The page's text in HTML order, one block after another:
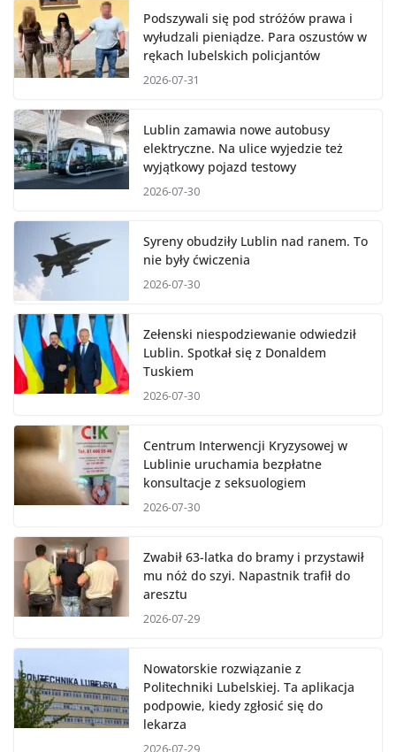
Podszywali się pod stróżów prawa i
wyłudzali pieniądze. Para oszustów w
rękach lubelskich policjantów
2026-07-31
Lublin zamawia nowe autobusy
elektryczne. Na ulice wyjedzie też
wyjątkowy pojazd testowy
2026-07-30
Syreny obudziły Lublin nad ranem. To
nie były ćwiczenia
2026-07-30
Zełenski niespodziewanie odwiedził
Lublin. Spotkał się z Donaldem
Tuskiem
2026-07-30
Centrum Interwencji Kryzysowej w
Lublinie uruchamia bezpłatne
konsultacje z seksuologiem
2026-07-30
Zwabił 63-latka do bramy i przystawił
mu nóż do szyi. Napastnik trafił do
aresztu
2026-07-29
Nowatorskie rozwiązanie z
Politechniki Lubelskiej. Ta aplikacja
podpowie, kiedy zgłosić się do
lekarza
2026-07-29